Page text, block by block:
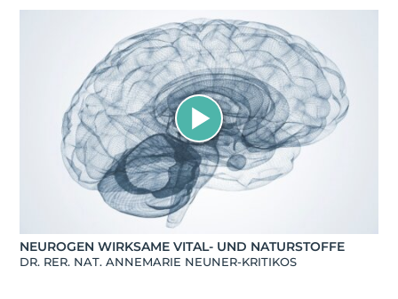
NEUROGEN WIRKSAME VITAL- UND NATURSTOFFE
DR. RER. NAT. ANNEMARIE NEUNER-KRITIKOS